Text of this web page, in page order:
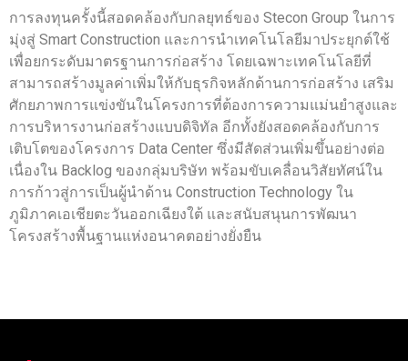
การลงทุนครั้งนี้สอดคล้องกับกลยุทธ์ของ Stecon Group ในการ
มุ่งสู่ Smart Construction และการนำเทคโนโลยีมาประยุกต์ใช้
เพื่อยกระดับมาตรฐานการก่อสร้าง โดยเฉพาะเทคโนโลยีที่
สามารถสร้างมูลค่าเพิ่มให้กับธุรกิจหลักด้านการก่อสร้าง เสริม
ศักยภาพการแข่งขันในโครงการที่ต้องการความแม่นยำสูงและ
การบริหารงานก่อสร้างแบบดิจิทัล อีกทั้งยังสอดคล้องกับการ
เติบโตของโครงการ Data Center ซึ่งมีสัดส่วนเพิ่มขึ้นอย่างต่อ
เนื่องใน Backlog ของกลุ่มบริษัท พร้อมขับเคลื่อนวิสัยทัศน์ใน
การก้าวสู่การเป็นผู้นำด้าน Construction Technology ใน
ภูมิภาคเอเชียตะวันออกเฉียงใต้ และสนับสนุนการพัฒนา
โครงสร้างพื้นฐานแห่งอนาคตอย่างยั่งยืน